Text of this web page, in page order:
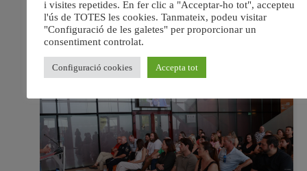
16 juliol, 2026 No hi ha comentaris